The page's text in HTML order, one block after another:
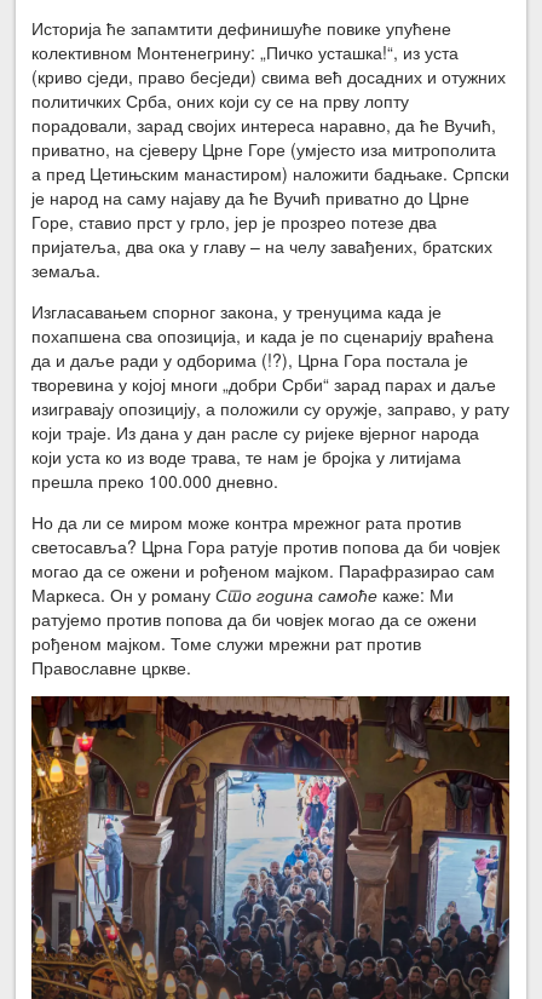
Историја ће запамтити дефинишуће повике упућене
колективном Монтенегрину: „Пичко усташка!“, из уста
(криво сједи, право бесједи) свима већ досадних и отужних
политичких Срба, оних који су се на прву лопту
порадовали, зарад својих интереса наравно, да ће Вучић,
приватно, на сјеверу Црне Горе (умјесто иза митрополита
а пред Цетињским манастиром) наложити бадњаке. Српски
је народ на саму најаву да ће Вучић приватно до Црне
Горе, ставио прст у грло, јер је прозрео потезе два
пријатеља, два ока у главу – на челу завађених, братских
земаља.
Изгласавањем спорног закона, у тренуцима када је
похапшена сва опозиција, и када је по сценарију враћена
да и даље ради у одборима (!?), Црна Гора постала је
творевина у којој многи „добри Срби“ зарад парах и даље
изигравају опозицију, а положили су оружје, заправо, у рату
који траје. Из дана у дан расле су ријеке вјерног народа
који уста ко из воде трава, те нам је бројка у литијама
прешла преко 100.000 дневно.
Но да ли се миром може контра мрежног рата против
светосавља? Црна Гора ратује против попова да би човјек
могао да се ожени и рођеном мајком. Парафразирао сам
Маркеса. Он у романуСто година самоће каже: Ми
ратујемо против попова да би човјек могао да се ожени
рођеном мајком. Томе служи мрежни рат против
Православне цркве.